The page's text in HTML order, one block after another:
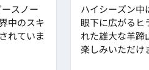
スノー
中のスキ
れていま
ハイシーズン中
眼下に広がるヒ
れた雄大な羊蹄
楽しみいただけ